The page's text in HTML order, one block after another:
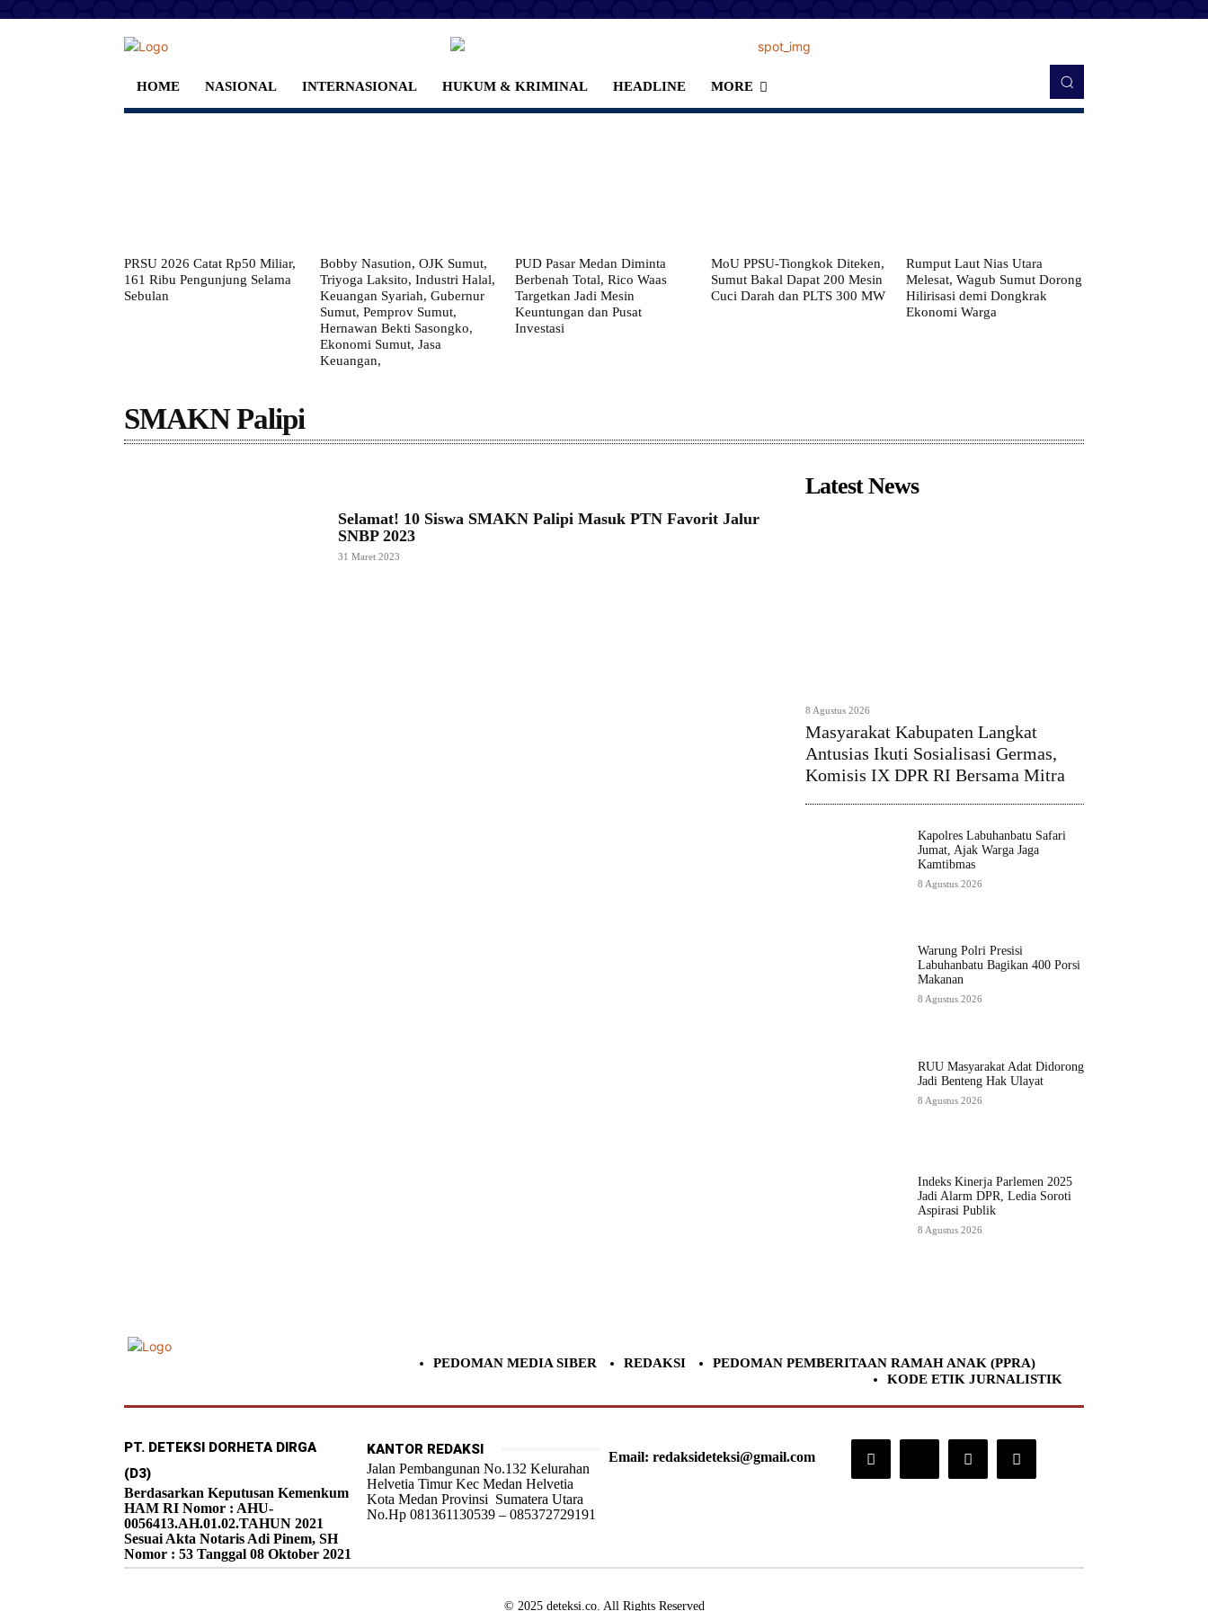
HOME NASIONAL INTERNASIONAL HUKUM & KRIMINAL HEADLINE MORE
PRSU 2026 Catat Rp50 Miliar,
161 Ribu Pengunjung Selama
Sebulan
Bobby Nasution, OJK Sumut,
Triyoga Laksito, Industri Halal,
Keuangan Syariah, Gubernur
Sumut, Pemprov Sumut,
Hernawan Bekti Sasongko,
Ekonomi Sumut, Jasa
Keuangan,
PUD Pasar Medan Diminta
Berbenah Total, Rico Waas
Targetkan Jadi Mesin
Keuntungan dan Pusat
Investasi
MoU PPSU-Tiongkok Diteken,
Sumut Bakal Dapat 200 Mesin
Cuci Darah dan PLTS 300 MW
Rumput Laut Nias Utara
Melesat, Wagub Sumut Dorong
Hilirisasi demi Dongkrak
Ekonomi Warga
SMAKN Palipi
Selamat! 10 Siswa SMAKN Palipi Masuk PTN Favorit Jalur
SNBP 2023
31 Maret 2023
Latest News
8 Agustus 2026
Masyarakat Kabupaten Langkat
Antusias Ikuti Sosialisasi Germas,
Komisis IX DPR RI Bersama Mitra
Kapolres Labuhanbatu Safari
Jumat, Ajak Warga Jaga
Kamtibmas
8 Agustus 2026
Warung Polri Presisi
Labuhanbatu Bagikan 400 Porsi
Makanan
8 Agustus 2026
RUU Masyarakat Adat Didorong
Jadi Benteng Hak Ulayat
8 Agustus 2026
Indeks Kinerja Parlemen 2025
Jadi Alarm DPR, Ledia Soroti
Aspirasi Publik
8 Agustus 2026
PEDOMAN MEDIA SIBER REDAKSI
PEDOMAN PEMBERITAAN RAMAH ANAK (PPRA)
KODE ETIK JURNALISTIK
PT. DETEKSI DORHETA DIRGA
(D3)
Berdasarkan Keputusan Kemenkum
HAM RI Nomor : AHU-
0056413.AH.01.02.TAHUN 2021
Sesuai Akta Notaris Adi Pinem, SH
Nomor : 53 Tanggal 08 Oktober 2021
KANTOR REDAKSI
Jalan Pembangunan No.132 Kelurahan
Helvetia Timur Kec Medan Helvetia
Kota Medan Provinsi Sumatera Utara
No.Hp 081361130539 – 085372729191
Email: redaksideteksi@gmail.com
© 2025 deteksi.co. All Rights Reserved